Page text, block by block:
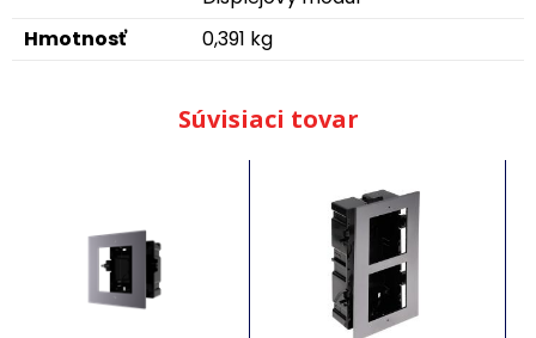
Hmotnosť
0,391 kg
Súvisiaci tovar